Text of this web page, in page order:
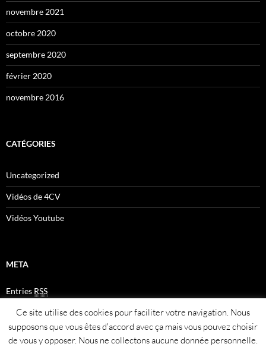
novembre 2021
octobre 2020
septembre 2020
février 2020
novembre 2016
CATÉGORIES
Uncategorized
Vidéos de 4CV
Vidéos Youtube
META
Entries RSS
CommentsRSS
Plan du site
Ce site utilise des cookies pour faciliter votre navigation. Nous
supposons que vous êtes d'accord avec ça mais vous pouvez choisir
de vous y opposer. Nous ne collectons aucune donnée personnelle.